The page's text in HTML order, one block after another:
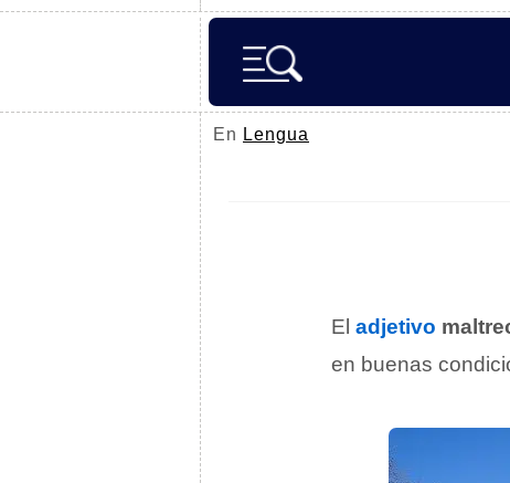
En Lengua
El adjetivo
en buenas